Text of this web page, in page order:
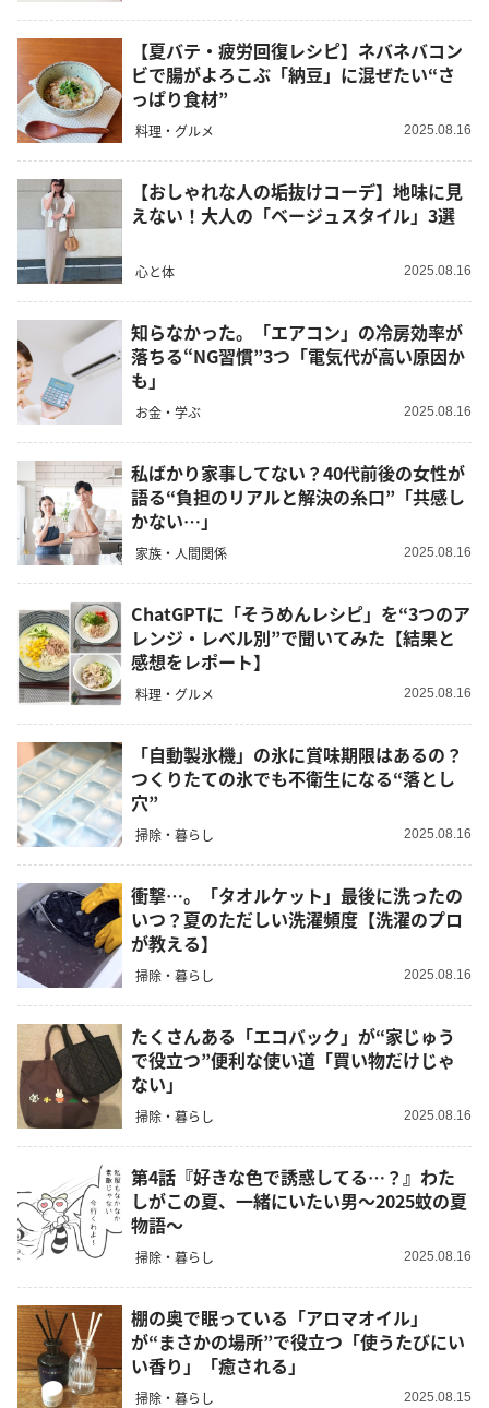
【夏バテ・疲労回復レシピ】ネバネバコン
ビで腸がよろこぶ「納豆」に混ぜたい“さ
っぱり食材”
料理・グルメ 2025.08.16
【おしゃれな人の垢抜けコーデ】地味に見
えない！大人の「ベージュスタイル」3選
心と体 2025.08.16
知らなかった。「エアコン」の冷房効率が
落ちる“NG習慣”3つ「電気代が高い原因か
も」
お金・学ぶ 2025.08.16
私ばかり家事してない？40代前後の女性が
語る“負担のリアルと解決の糸口”「共感し
かない…」
家族・人間関係 2025.08.16
ChatGPTに「そうめんレシピ」を“3つのア
レンジ・レベル別”で聞いてみた【結果と
感想をレポート】
料理・グルメ 2025.08.16
「自動製氷機」の氷に賞味期限はあるの？
つくりたての氷でも不衛生になる“落とし
穴”
掃除・暮らし 2025.08.16
衝撃…。「タオルケット」最後に洗ったの
いつ？夏のただしい洗濯頻度【洗濯のプロ
が教える】
掃除・暮らし 2025.08.16
たくさんある「エコバック」が“家じゅう
で役立つ”便利な使い道「買い物だけじゃ
ない」
掃除・暮らし 2025.08.16
第4話『好きな色で誘惑してる…？』わた
しがこの夏、一緒にいたい男～2025蚊の夏
物語～
掃除・暮らし 2025.08.16
棚の奥で眠っている「アロマオイル」
が“まさかの場所”で役立つ「使うたびにい
い香り」「癒される」
掃除・暮らし 2025.08.15